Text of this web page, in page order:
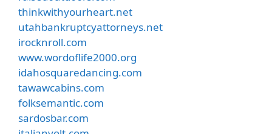
thinkwithyourheart.net
utahbankruptcyattorneys.net
irocknroll.com
www.wordoflife2000.org
idahosquaredancing.com
tawawcabins.com
folksemantic.com
sardosbar.com